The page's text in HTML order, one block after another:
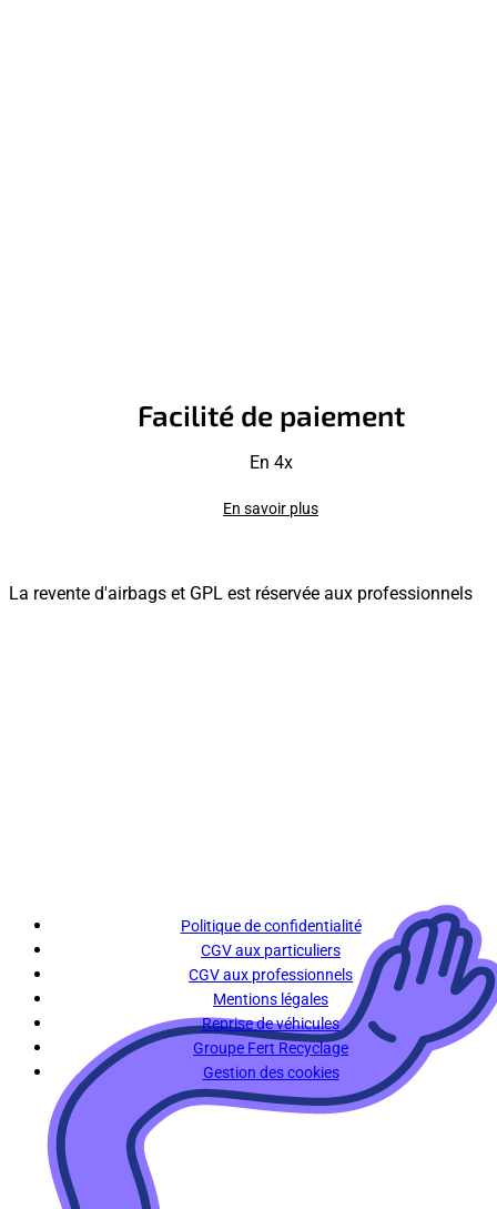
Facilité de paiement
En 4x
En savoir plus
La revente d'airbags et GPL est réservée aux professionnels
Politique de confidentialité
CGV aux particuliers
CGV aux professionnels
Mentions légales
Reprise de véhicules
Groupe Fert Recyclage
Gestion des cookies